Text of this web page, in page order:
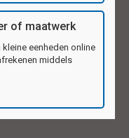
of maatwerk
eenheden online
middels